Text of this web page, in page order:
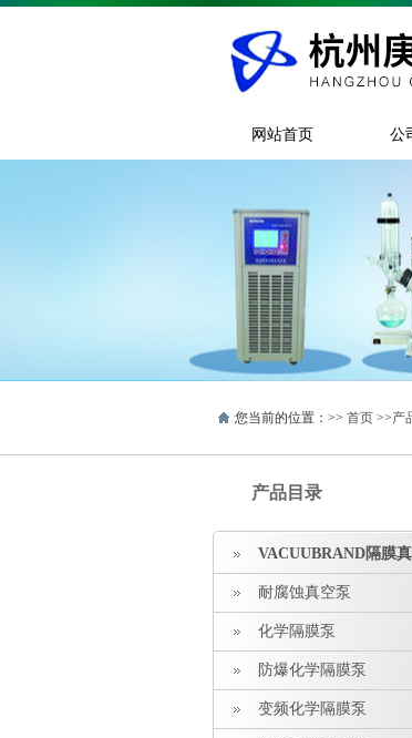
网站首页 公
您当前的位置：>> 首页 >>产
产品目录
VACUUBRAND隔膜
耐腐蚀真空泵
化学隔膜泵
防爆化学隔膜泵
变频化学隔膜泵